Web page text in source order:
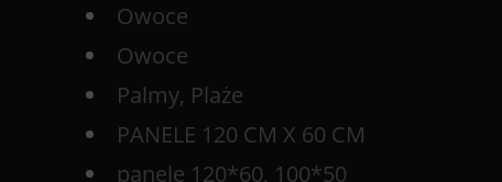
Owoce
Owoce
Palmy, Plaże
PANELE 120 CM X 60 CM
panele 120*60, 100*50